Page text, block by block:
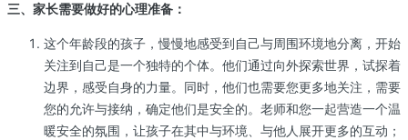
三、家长需要做好的心理准备：
这个年龄段的孩子，慢慢地感受到自己与周围环境地分离，开始
关注到自己是一个独特的个体。他们通过向外探索世界，试探着
边界，感受自身的力量。同时，他们也需要您更多地关注，需要
您的允许与接纳，确定他们是安全的。老师和您一起营造一个温
暖安全的氛围，让孩子在其中与环境、与他人展开更多的互动；